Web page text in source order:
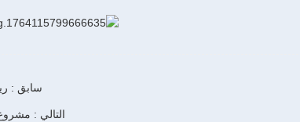
سابق :
التالي : مشروع ريتمان